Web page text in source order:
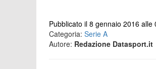
Pubblicato il 8 gennaio 2016 alle
Categoria: Serie A
Autore: Redazione Datasport.it